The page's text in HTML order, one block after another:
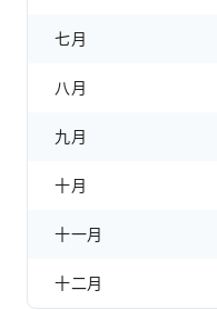
七月
八月
九月
十月
十一月
十二月